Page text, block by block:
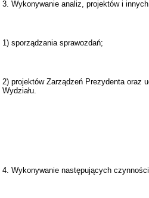
3. Wykonywanie analiz, projektów i
1) sporządzania sprawozdań;
2) projektów Zarządzeń Prezydenta oraz
Wydziału.
4. Wykonywanie następujących